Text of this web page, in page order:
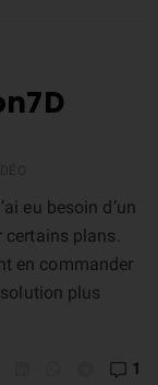
eu besoin d’un
certains plans.
en commander
plus
1